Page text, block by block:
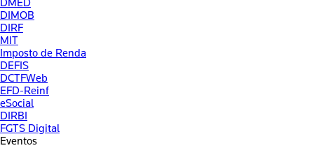
DMED
DIMOB
DIRF
MIT
Imposto de Renda
DEFIS
DCTFWeb
EFD-Reinf
eSocial
DIRBI
FGTS Digital
Eventos